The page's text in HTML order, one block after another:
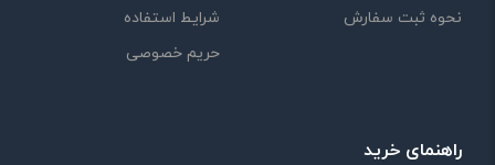
نحوه ثبت سفارش
شرایط استفاده
حریم خصوصی
راهنمای خرید